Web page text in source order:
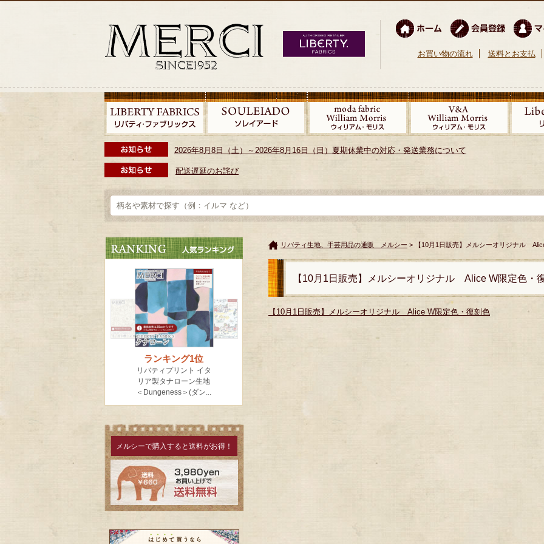
お買い物の流れ 送料とお支払
2026年8月8日（土）～2026年8月16日（日）夏期休業中の対応・発送業務について
配送遅延のお詫び
メルシーで購入すると送料がお得！
リバティ生地、手芸用品の通販 メルシー > 【10月1日販売】メルシーオリジナル
【10月1日販売】メルシーオリジナル Alice W限定色・
【10月1日販売】メルシーオリジナル Alice W限定色・復刻色